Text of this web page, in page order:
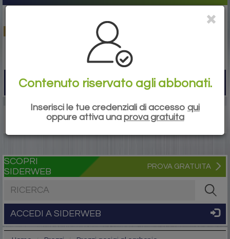
SCOPRI
SIDERWEB
PROVA GRATUITA
ACCEDI A SIDERWEB
Contenuto riservato agli abbonati.
Inserisci le tue credenziali di accesso qui
oppure attiva una prova gratuita